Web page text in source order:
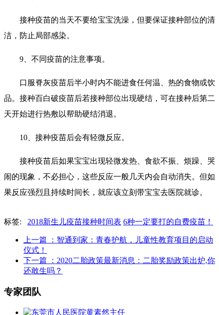
接种疫苗的当天不要给宝宝洗澡，但要保证接种部位的清
洁，防止局部感染。
9、不同疫苗的注意事项。
口服脊灰疫苗后半小时内不能进食任何温、热的食物或饮
品。接种百白破疫苗后若接种部位出现硬结，可在接种后第二
天开始进行热敷以帮助硬结消退。
10、接种疫苗后会有轻微反应。
接种疫苗后如果宝宝出现轻微发热、食欲不振、烦躁、哭
闹的现象，不必担心，这些反应一般几天内会自动消失。但如
果反应强烈且持续时间长，就应该立刻带宝宝去医院就诊。
标签: 2018新生儿疫苗接种时间表 6种一定要打的自费疫苗！
上一篇
：智通到家：青春护航，儿童性教育项目的启动
仪式！
下一篇
：2020二胎政策最新消息：二胎奖励政策出炉,你
还敢生吗？
专家团队